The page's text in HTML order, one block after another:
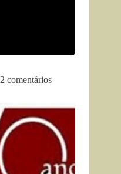
2 comentários